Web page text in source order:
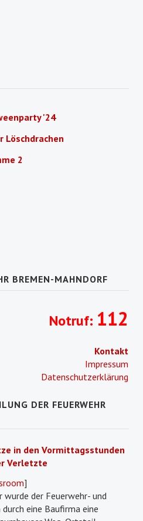
'24
Löschdrachen
2
BREMEN-MAHNDORF
Notruf: 112
Kontakt
Impressum
Datenschutzerklärung
DER FEUERWEHR
in den Vormittagsstunden
Verletzte
]
wurde der Feuerwehr- und
eine Baufirma eine